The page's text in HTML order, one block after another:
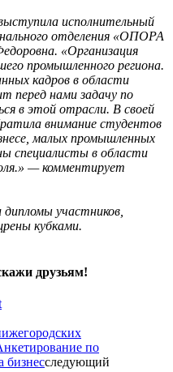
исполнительный
отделения «ОПОРА
«Организация
промышленного региона.
кадров в области
перед нами задачу по
в этой отрасли. В своей
внимание студентов
малых промышленных
специалисты в области
— комментирует
дипломы участников,
кубками.
друзьям!
по
бизнесследующий